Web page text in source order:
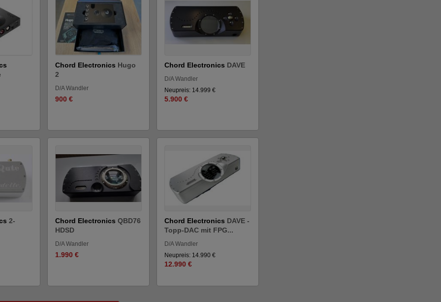
Chord Electronics Hugo
2
D/A Wandler
900 €
Chord Electronics DAVE
D/A Wandler
Neupreis: 14.999 €
5.900 €
2-
Chord ElectronicsQBD76
HDSD
D/A Wandler
1.990 €
Chord Electronics DAVE -
Topp-DAC mit FPG...
D/A Wandler
Neupreis: 14.990 €
12.990 €